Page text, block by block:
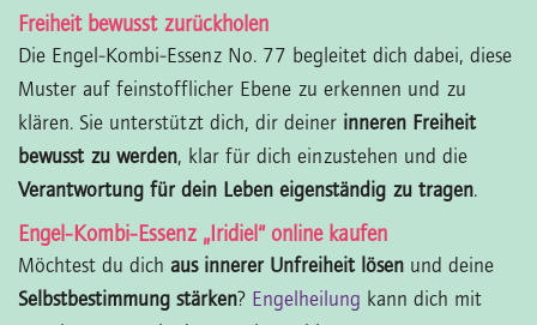
Freiheit bewusst zurückholen
Die Engel-Kombi-Essenz No. 77 begleitet dich dabei, diese
Muster auf feinstofflicher Ebene zu erkennen und zu
klären. Sie unterstützt dich, dir deiner inneren Freiheit
bewusst zu werden, klar für dich einzustehen und die
Verantwortung für dein Leben eigenständig zu tragen.
Engel-Kombi-Essenz „Iridiel“ online kaufen
Möchtest du dich aus innerer Unfreiheit lösen und deine
Selbstbestimmung stärken? Engelheilung kann dich mit